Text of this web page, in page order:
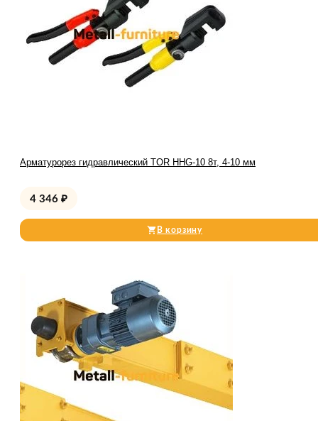
Арматурорез гидравлический TOR HHG-10 8т, 4-10 мм
4 346 ₽
В корзину